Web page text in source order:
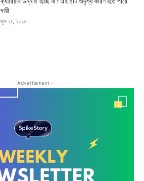
দায়ী
জুন ২৪, ২০২৬
- Advertisment -